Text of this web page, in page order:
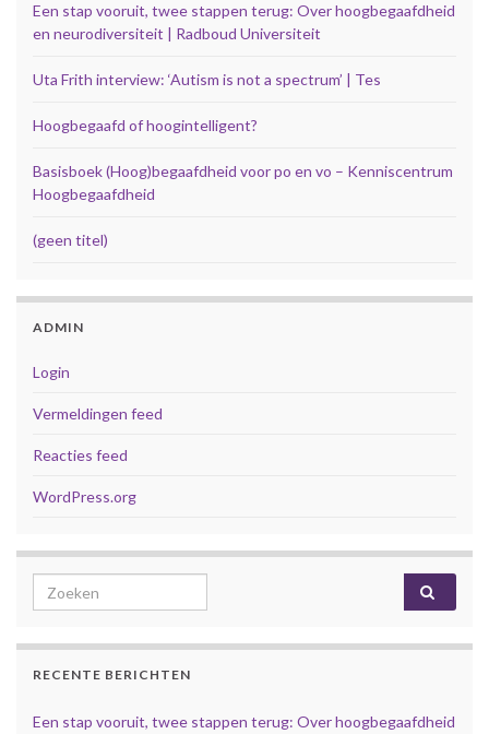
Een stap vooruit, twee stappen terug: Over hoogbegaafdheid
en neurodiversiteit | Radboud Universiteit
Uta Frith interview: ‘Autism is not a spectrum’ | Tes
Hoogbegaafd of hoogintelligent?
Basisboek (Hoog)begaafdheid voor po en vo – Kenniscentrum
Hoogbegaafdheid
(geen titel)
ADMIN
Login
Vermeldingen feed
Reacties feed
WordPress.org
Search for:
RECENTE BERICHTEN
Een stap vooruit, twee stappen terug: Over hoogbegaafdheid